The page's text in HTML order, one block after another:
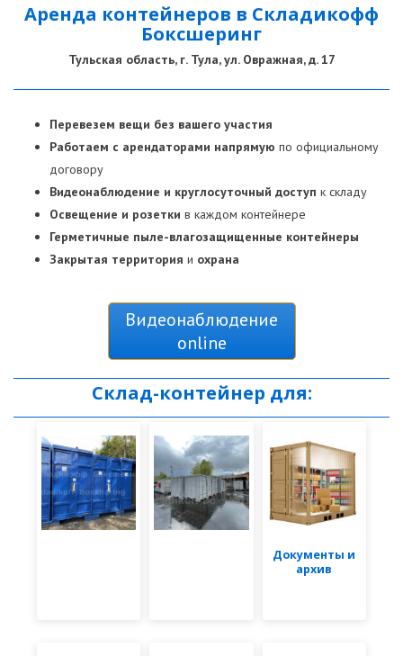
Аренда контейнеров в Складикофф
Боксшеринг
Тульская область, г. Тула, ул. Овражная, д. 17
Перевезем вещи без вашего участия
Работаем с арендаторами напрямую по официальному
договору
Видеонаблюдение и круглосуточный доступ к складу
Освещение и розетки в каждом контейнере
Герметичные пыле-влагозащищенные контейнеры
Закрытая территория и охрана
Видеонаблюдение
online
Склад-контейнер для:
Документы и
архив